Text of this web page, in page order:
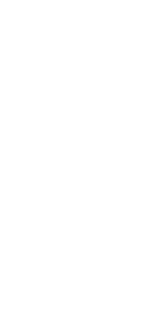
www.definitely-